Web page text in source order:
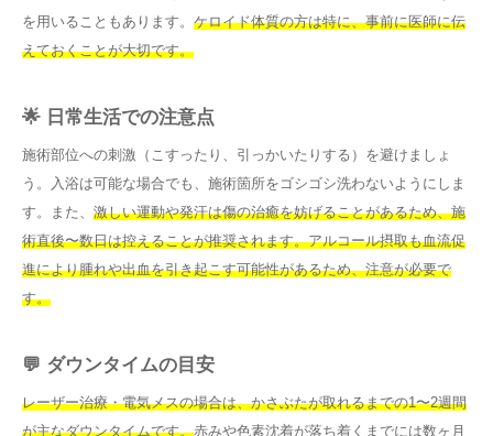
を用いることもあります。 ケロイド体質の方は特に、事前に医師に伝
えておくことが大切です。
🌟 日常生活での注意点
施術部位への刺激（こすったり、引っかいたりする）を避けましょ
う。入浴は可能な場合でも、施術箇所をゴシゴシ洗わないようにしま
す。また、 激しい運動や発汗は傷の治癒を妨げることがあるため、施
術直後〜数日は控えることが推奨されます。アルコール摂取も血流促
進により腫れや出血を引き起こす可能性があるため、注意が必要で
す。
💬 ダウンタイムの目安
レーザー治療・電気メスの場合は、かさぶたが取れるまでの1〜2週間
が主なダウンタイムです。赤みや色素沈着が落ち着くまでには数ヶ月